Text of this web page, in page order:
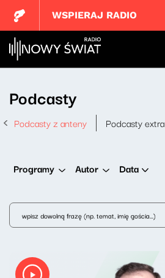
WSPIERAJ RADIO
Podcasty
Podcasty z anteny Podcasty extra
Programy Autor Data